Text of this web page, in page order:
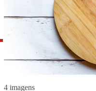
4 imagens